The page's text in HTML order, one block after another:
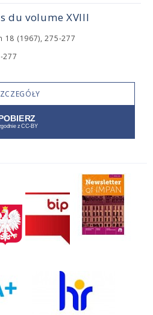
du volume XVIII
18 (1967), 275-277
277